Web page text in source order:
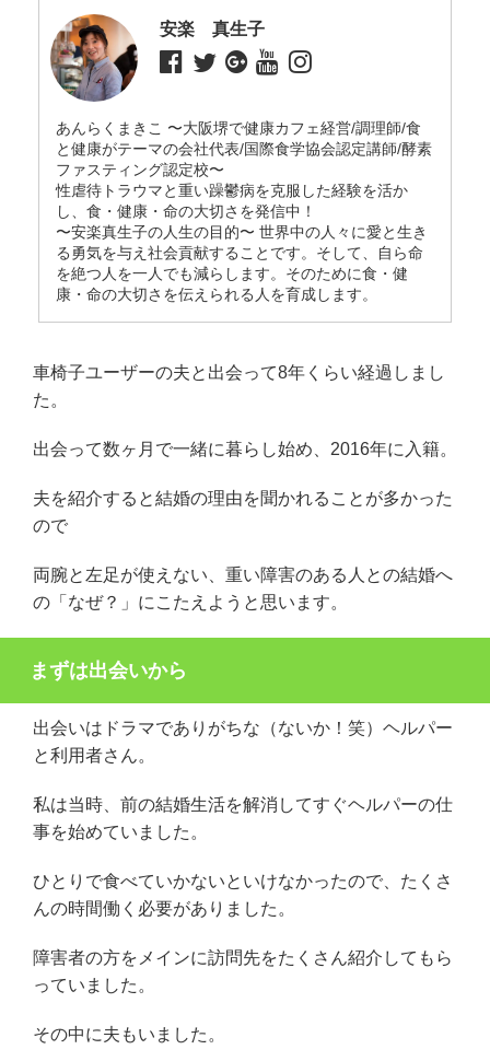
あんらくまきこ 〜大阪堺で健康カフェ経営/調理師/食
と健康がテーマの会社代表/国際食学協会認定講師/酵素
ファスティング認定校〜
性虐待トラウマと重い躁鬱病を克服した経験を活か
し、食・健康・命の大切さを発信中！
〜安楽真生子の人生の目的〜 世界中の人々に愛と生き
る勇気を与え社会貢献することです。そして、自ら命
を絶つ人を一人でも減らします。そのために食・健
康・命の大切さを伝えられる人を育成します。
安楽 真生子
車椅子ユーザーの夫と出会って8年くらい経過しまし
た。
出会って数ヶ月で一緒に暮らし始め、2016年に入籍。
夫を紹介すると結婚の理由を聞かれることが多かった
ので
両腕と左足が使えない、重い障害のある人との結婚へ
の「なぜ？」にこたえようと思います。
まずは出会いから
出会いはドラマでありがちな（ないか！笑）ヘルパー
と利用者さん。
私は当時、前の結婚生活を解消してすぐヘルパーの仕
事を始めていました。
ひとりで食べていかないといけなかったので、たくさ
んの時間働く必要がありました。
障害者の方をメインに訪問先をたくさん紹介してもら
っていました。
その中に夫もいました。